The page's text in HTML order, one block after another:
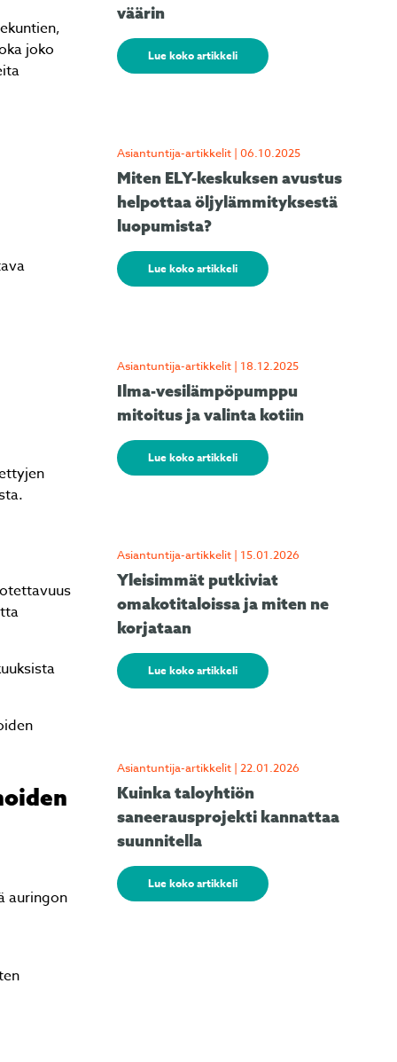
joko
auringon
väärin
Lue koko artikkeli
Asiantuntija-artikkelit | 06.10.2025
Miten ELY-keskuksen avustus
helpottaa öljylämmityksestä
luopumista?
Lue koko artikkeli
Asiantuntija-artikkelit | 18.12.2025
Ilma-vesilämpöpumppu
mitoitus ja valinta kotiin
Lue koko artikkeli
Asiantuntija-artikkelit | 15.01.2026
Yleisimmät putkiviat
omakotitaloissa ja miten ne
korjataan
Lue koko artikkeli
Asiantuntija-artikkelit | 22.01.2026
Kuinka taloyhtiön
saneerausprojekti kannattaa
suunnitella
Lue koko artikkeli